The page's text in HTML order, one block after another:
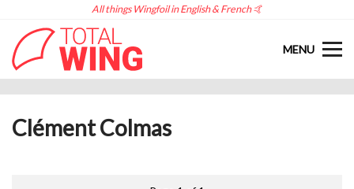
All things Wingfoil in English & French 🤙
MENU
Clément Colmas